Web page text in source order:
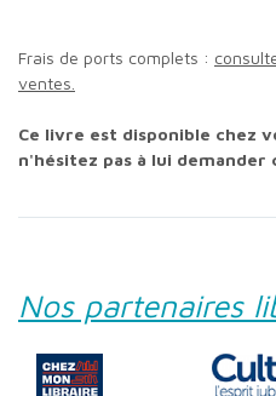
Frais de ports complets :
ventes.
Ce livre est disponible chez votre libraire habituel,
n'hésitez pas à lui demander
Nos partenaires